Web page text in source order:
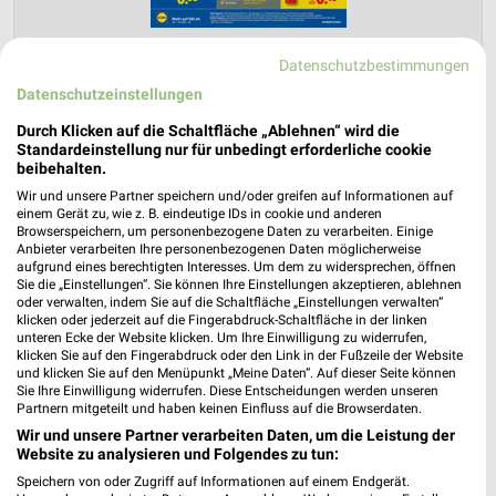
Lidl Prospekt für Rösrath ab Mo. den
17.08.
Gültig von 17. Aug. bis 22. Aug.
📅 Kalendereintrag erstellen
PROSPEKT BLÄTTERN
ANGEBOTE AB DONNERSTAG ANGEBOTE AB MONTAG CLEVER
Datenschutzbestimmungen
Datenschutzeinstellungen
Durch Klicken auf die Schaltfläche „Ablehnen“ wird die
Standardeinstellung nur für unbedingt erforderliche cookie
beibehalten.
Wir und unsere Partner speichern und/oder greifen auf Informationen auf
einem Gerät zu, wie z. B. eindeutige IDs in cookie und anderen
Browserspeichern, um personenbezogene Daten zu verarbeiten. Einige
Anbieter verarbeiten Ihre personenbezogenen Daten möglicherweise
aufgrund eines berechtigten Interesses. Um dem zu widersprechen, öffnen
Sie die „Einstellungen“. Sie können Ihre Einstellungen akzeptieren, ablehnen
oder verwalten, indem Sie auf die Schaltfläche „Einstellungen verwalten“
klicken oder jederzeit auf die Fingerabdruck-Schaltfläche in der linken
unteren Ecke der Website klicken. Um Ihre Einwilligung zu widerrufen,
klicken Sie auf den Fingerabdruck oder den Link in der Fußzeile der Website
und klicken Sie auf den Menüpunkt „Meine Daten“. Auf dieser Seite können
Sie Ihre Einwilligung widerrufen. Diese Entscheidungen werden unseren
Partnern mitgeteilt und haben keinen Einfluss auf die Browserdaten.
Wir und unsere Partner verarbeiten Daten, um die Leistung der
Website zu analysieren und Folgendes zu tun:
Speichern von oder Zugriff auf Informationen auf einem Endgerät.